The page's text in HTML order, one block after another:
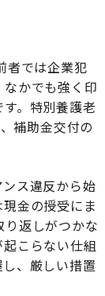
者では企業犯
かでも強く印
。特別養護老
補助金交付の
ス違反から始
金の授受にま
返しがつかな
こらない仕組
、厳しい措置